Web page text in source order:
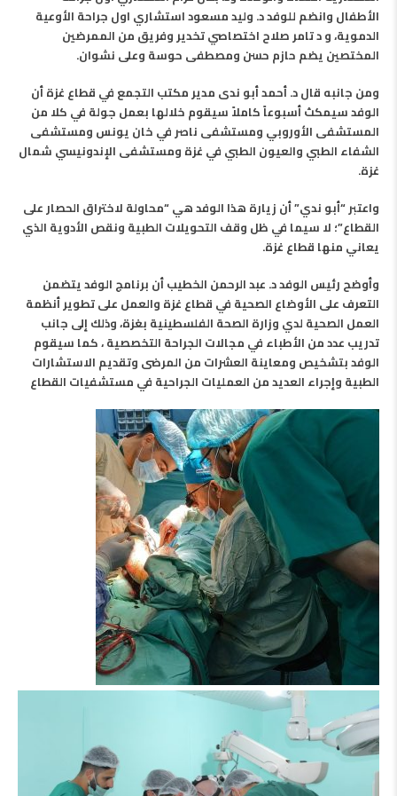
الأطفال وانضم للوفد د. وليد مسعود استشاري اول جراحة الأوعية
الدموية، و د تامر صلاح اختصاصي تخدير وفريق من الممرضين
المختصين يضم حازم حسن ومصطفى حوسة وعلى نشوان.
ومن جانبه قال د. أحمد أبو ندى مدير مكتب التجمع في قطاع غزة أن
الوفد سيمكث أسبوعاً كاملاً سيقوم خلالها بعمل جولة في كلا من
المستشفى الأوروبي ومستشفى ناصر في خان يونس ومستشفى
الشفاء الطبي والعيون الطبي في غزة ومستشفى الإندونيسي شمال
غزة.
واعتبر “أبو ندي” أن زيارة هذا الوفد هي “محاولة لاختراق الحصار على
القطاع”؛ لا سيما في ظل وقف التحويلات الطبية ونقص الأدوية الذي
يعاني منها قطاع غزة.
وأوضح رئيس الوفد د. عبد الرحمن الخطيب أن برنامج الوفد يتضمن
التعرف على الأوضاع الصحية في قطاع غزة والعمل على تطوير أنظمة
العمل الصحية لدي وزارة الصحة الفلسطينية بغزة، وذلك إلى جانب
تدريب عدد من الأطباء في مجالات الجراحة التخصصية ، كما سيقوم
الوفد بتشخيص ومعاينة العشرات من المرضى وتقديم الاستشارات
الطبية وإجراء العديد من العمليات الجراحية في مستشفيات القطاع